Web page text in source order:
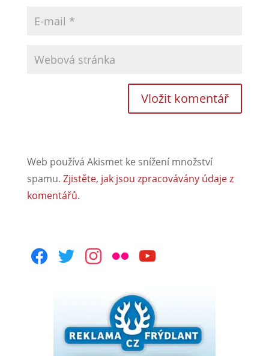
Web používá Akismet ke snížení množství
spamu. Zjistěte, jak jsou zpracovávány údaje z
komentářů.
facebooktwitterinstagram
flickr youtube